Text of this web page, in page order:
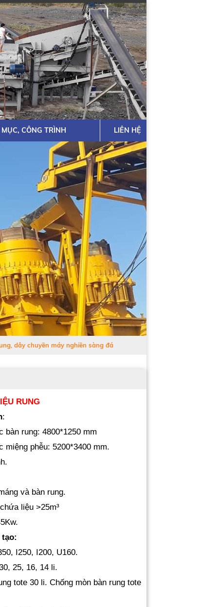
CÔNG TRÌNH LIÊN HỆ
dây chuyền máy nghiền sàng đá
RUNG
:
bàn rung: 4800*1250 mm
miệng phễu: 5200*3400 mm.
và bàn rung.
liệu >25m³
I250, I200, U160.
25, 16, 14 li.
tote 30 li. Chống mòn bàn rung tote